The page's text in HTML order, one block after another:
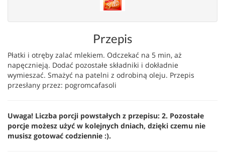
Przepis
Płatki i otręby zalać mlekiem. Odczekać na 5 min, aż
napęcznieją. Dodać pozostałe składniki i dokładnie
wymieszać. Smażyć na patelni z odrobiną oleju. Przepis
przesłany przez: pogromcafasoli
Uwaga! Liczba porcji powstałych z przepisu: 2. Pozostałe
porcje możesz użyć w kolejnych dniach, dzięki czemu nie
musisz gotować codziennie :).